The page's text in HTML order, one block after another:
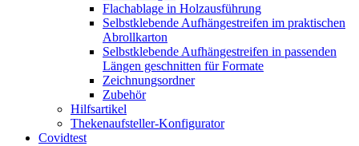
Flachablage in Holzausführung
Selbstklebende Aufhängestreifen im praktischen
Abrollkarton
Selbstklebende Aufhängestreifen in passenden
Längen geschnitten für Formate
Zeichnungsordner
Zubehör
Hilfsartikel
Thekenaufsteller-Konfigurator
Covidtest